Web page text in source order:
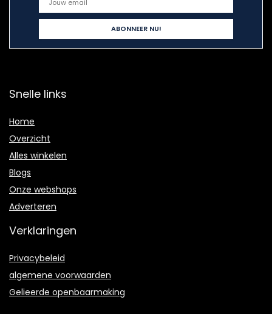
Snelle links
Home
Overzicht
Alles winkelen
Blogs
Onze webshops
Adverteren
Verklaringen
Privacybeleid
algemene voorwaarden
Gelieerde openbaarmaking